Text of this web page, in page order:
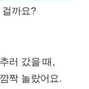
까요?
러 갔을 때,
짝 놀랐어요.